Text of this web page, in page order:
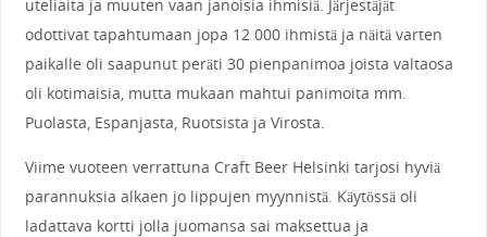
uteliaita ja muuten vaan janoisia ihmisiä. Järjestäjät
odottivat tapahtumaan jopa 12 000 ihmistä ja näitä varten
paikalle oli saapunut peräti 30 pienpanimoa joista valtaosa
oli kotimaisia, mutta mukaan mahtui panimoita mm.
Puolasta, Espanjasta, Ruotsista ja Virosta.
Viime vuoteen verrattuna Craft Beer Helsinki tarjosi hyviä
parannuksia alkaen jo lippujen myynnistä. Käytössä oli
ladattava kortti jolla juomansa sai maksettua ja